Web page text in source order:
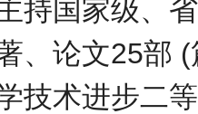
持国家级、
、论文25部
技术进步二